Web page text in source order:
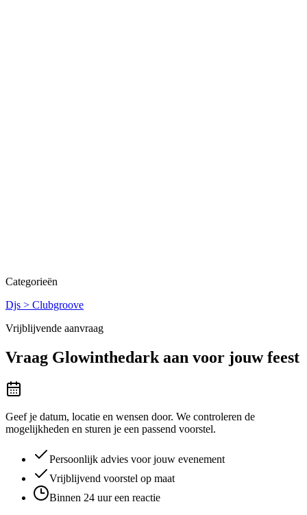
Categorieën
Djs > Clubgroove
Vrijblijvende aanvraag
Vraag Glowinthedarkaan voor jouw feest
Geef je datum, locatie en wensen door. We controleren de
mogelijkheden en sturen je een passend voorstel.
Persoonlijk advies voor jouw evenement
Vrijblijvend voorstel op maat
Binnen 24 uur een reactie